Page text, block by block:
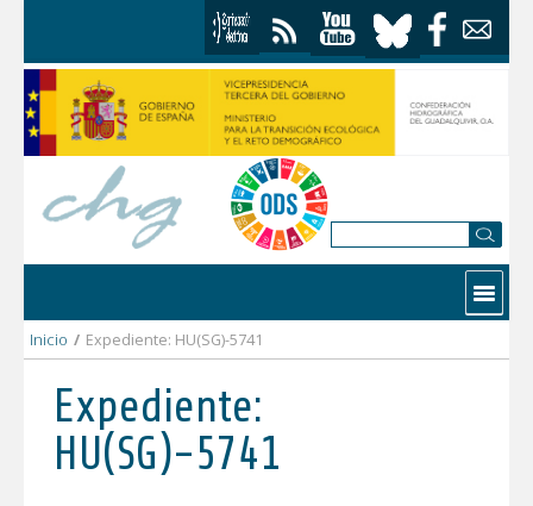
Contactar
Inicio / Expediente: HU(SG)-5741
Expediente:
HU(SG)-5741